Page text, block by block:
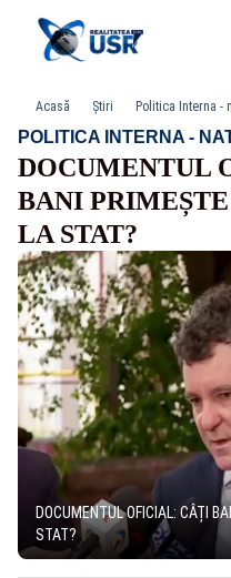
Acasă Știri Politica Interna -
POLITICA INTERNA -
DOCUMENTUL
BANI
LA STAT?
DOCUMENTUL OFICIAL: CÂȚI
STAT?